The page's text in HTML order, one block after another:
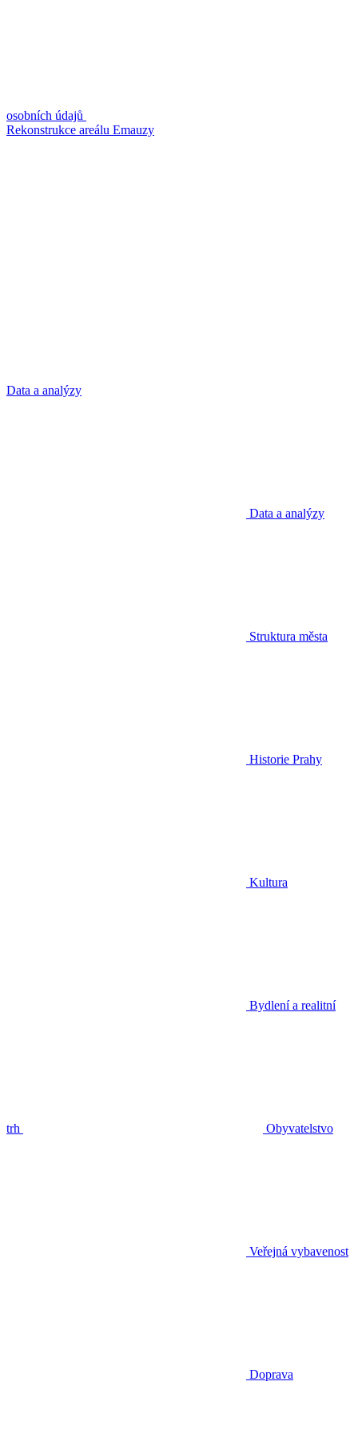
osobních údajů
Rekonstrukce areálu Emauzy
Data a analýzy
Data a analýzy
Struktura města
Historie Prahy
Kultura
Bydlení a realitní
trh Obyvatelstvo
Veřejná vybavenost
Doprava